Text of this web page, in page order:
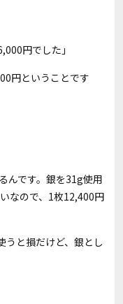
円でした」
円ということです
んです。銀を31g使用
なので、1枚12,400円
うと損だけど、銀とし